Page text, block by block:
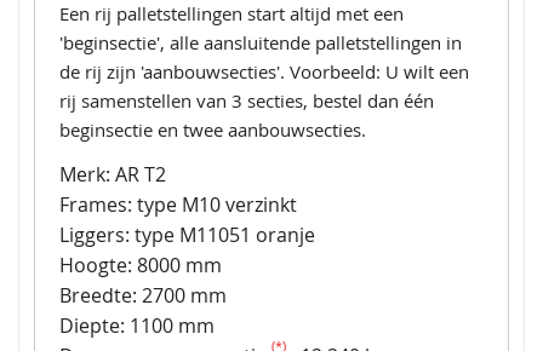
Een rij palletstellingen start altijd met een
'beginsectie', alle aansluitende palletstellingen in
de rij zijn 'aanbouwsecties'. Voorbeeld: U wilt een
rij samenstellen van 3 secties, bestel dan één
beginsectie en twee aanbouwsecties.
Merk: AR T2
Frames: type M10 verzinkt
Liggers: type M11051 oranje
Hoogte: 8000 mm
Breedte: 2700 mm
Diepte: 1100 mm
(*)